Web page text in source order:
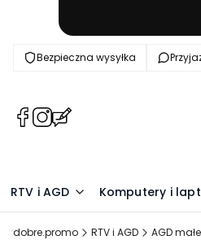
Bezpieczna wysyłka
(Otwiera
karcie)
(Otwiera
karcie)
(Otwiera
karcie)
RTV i AGD Komputery i
dobre.promo RTV i AGD AGD małe